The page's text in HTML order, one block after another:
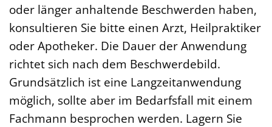
oder länger anhaltende Beschwerden haben,
konsultieren Sie bitte einen Arzt, Heilpraktiker
oder Apotheker. Die Dauer der Anwendung
richtet sich nach dem Beschwerdebild.
Grundsätzlich ist eine Langzeitanwendung
möglich, sollte aber im Bedarfsfall mit einem
Fachmann besprochen werden. Lagern Sie